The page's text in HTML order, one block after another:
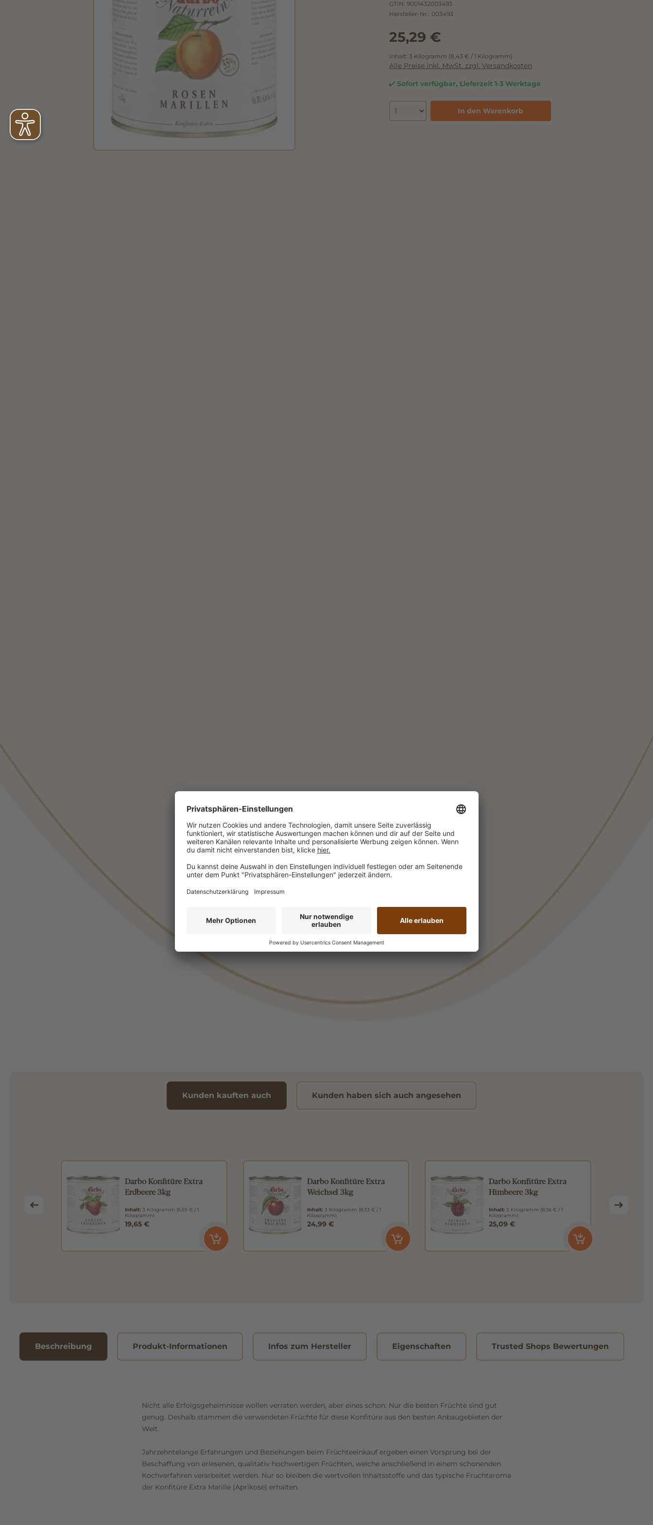
GTIN: 9001432003493
Hersteller-Nr.: 003493
25,29 €
Inhalt: 3 Kilogramm (8,43 € / 1 Kilogramm)
Alle Preise inkl. MwSt. zzgl. Versandkosten
Sofort verfügbar, Lieferzeit 1-3 Werktage
In den Warenkorb
Kunden kauften auch Kunden haben sich auch angesehen
Darbo Konfitüre Extra
Erdbeere 3kg
Inhalt: 3 Kilogramm (6,55 € / 1
Kilogramm)
19,65 €
Darbo Konfitüre Extra
Weichsel 3kg
Inhalt: 3 Kilogramm (8,33 € / 1
Kilogramm)
24,99 €
Darbo Konfitüre Extra
Himbeere 3kg
Inhalt:3 Kilogramm (8,36 € / 1
Kilogramm)
25,09 €
Beschreibung Produkt-Informationen Infos zum Hersteller Eigenschaften Trusted Shops Bewertungen
Nicht alle Erfolgsgeheimnisse wollen verraten werden, aber eines schon: Nur die besten Früchte sind gut
genug. Deshalb stammen die verwendeten Früchte für diese Konfitüre aus den besten Anbaugebieten der
Welt.
Jahrzehntelange Erfahrungen und Beziehungen beim Früchteeinkauf ergeben einen Vorsprung bei der
Beschaffung von erlesenen, qualitativ hochwertigen Früchten, welche anschließend in einem schonenden
Kochverfahren verarbeitet werden. Nur so bleiben die wertvollen Inhaltsstoffe und das typische Fruchtaroma
der Konfitüre Extra Marille (Aprikose) erhalten.